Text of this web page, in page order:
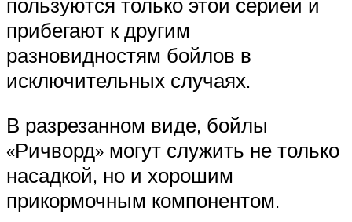
прибегают к другим
разновидностям бойлов в
исключительных случаях.
В разрезанном виде, бойлы
«Ричворд» могут служить не только
насадкой, но и хорошим
прикормочным компонентом.